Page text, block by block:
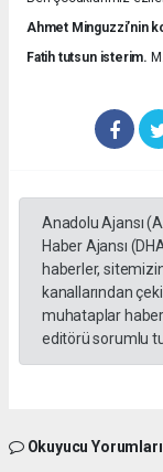
Ahmet Minguzzi’nin
Fatih tutsun isterim.
Anadolu Ajansı
Haber Ajansı
haberler,
kanallarından
muhataplar
editörü sorumlu
Okuyucu Yorumları